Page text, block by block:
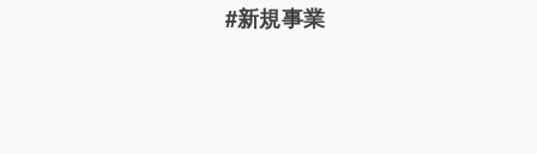
#新規事業